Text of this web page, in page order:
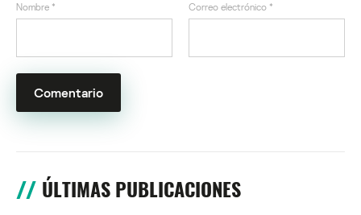
Nombre * Correo electrónico *
ÚLTIMAS PUBLICACIONES